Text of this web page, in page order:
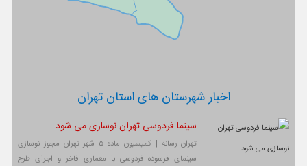
اخبار شهرستان های استان تهران
سینما فردوسی تهران نوسازی می شود
تهران رسانه | کمیسیون ماده ۵ شهر تهران مجوز نوسازی
سینمای فرسوده فردوسی با معماری فاخر و اجرای طرح